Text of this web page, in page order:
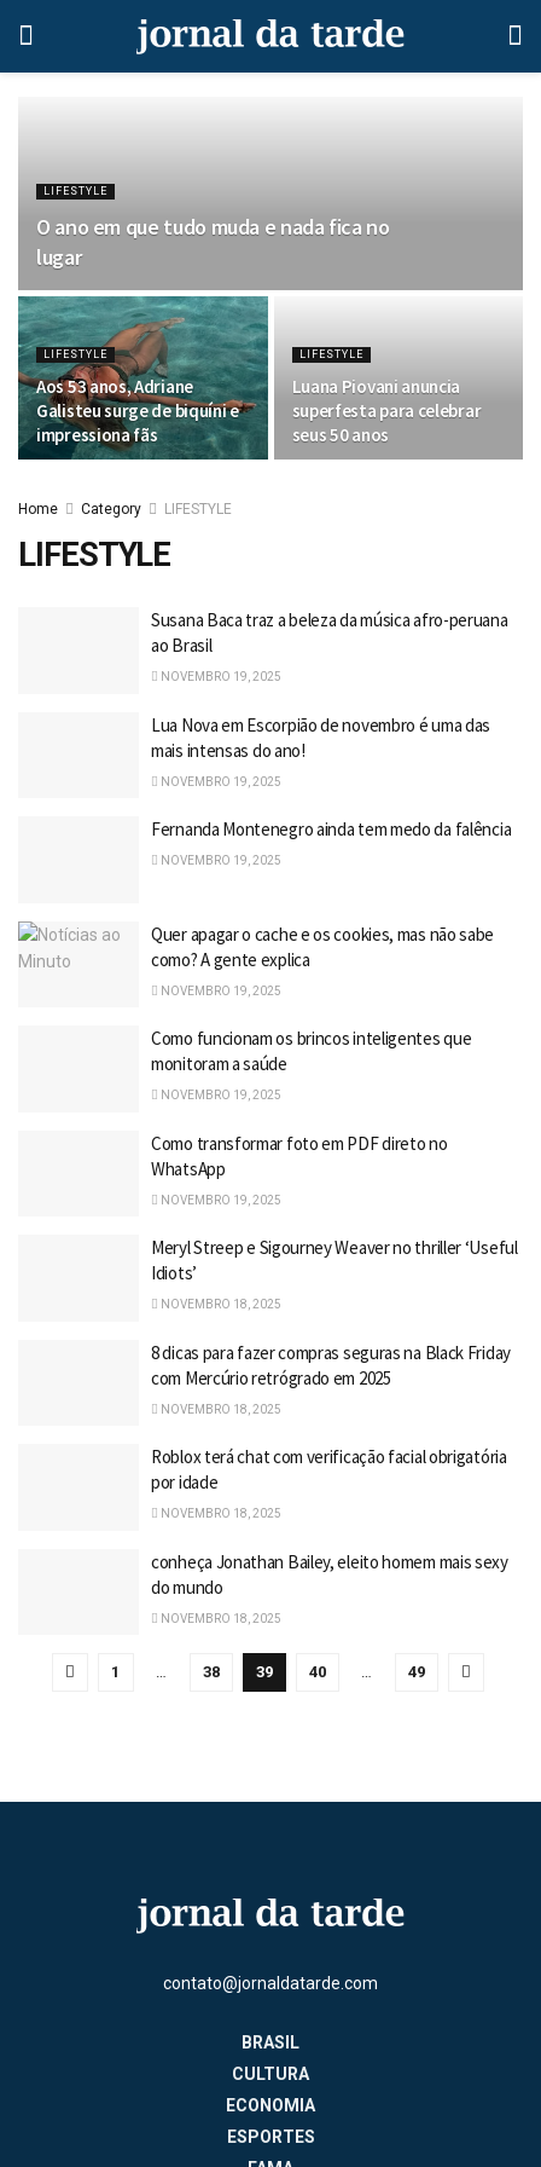
LIFESTYLE
O ano em que tudo muda e nada fica no
lugar
LIFESTYLE
Aos 53 anos, Adriane
Galisteu surge de biquíni e
impressiona fãs
LIFESTYLE
Luana Piovani anuncia
superfesta para celebrar
seus 50 anos
Home Category LIFESTYLE
LIFESTYLE
Susana Baca traz a beleza da música afro-peruana
ao Brasil
NOVEMBRO 19, 2025
Lua Nova em Escorpião de novembro é uma das
mais intensas do ano!
NOVEMBRO 19, 2025
Fernanda Montenegro ainda tem medo da falência
NOVEMBRO 19, 2025
Quer apagar o cache e os cookies, mas não sabe
como? A gente explica
NOVEMBRO 19, 2025
Como funcionam os brincos inteligentes que
monitoram a saúde
NOVEMBRO 19, 2025
Como transformar foto em PDF direto no
WhatsApp
NOVEMBRO 19, 2025
Meryl Streep e Sigourney Weaver no thriller ‘Useful
Idiots’
NOVEMBRO 18, 2025
8 dicas para fazer compras seguras na Black Friday
com Mercúrio retrógrado em 2025
NOVEMBRO 18, 2025
Roblox terá chat com verificação facial obrigatória
por idade
NOVEMBRO 18, 2025
conheça Jonathan Bailey, eleito homem mais sexy
do mundo
NOVEMBRO 18, 2025
1 … 38 39 40 … 49
contato@jornaldatarde.com
BRASIL
CULTURA
ECONOMIA
ESPORTES